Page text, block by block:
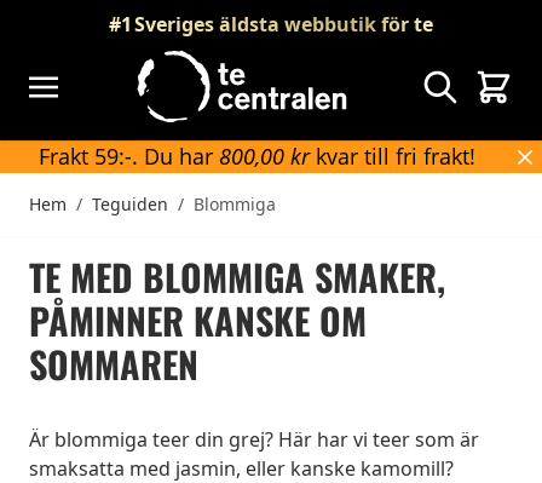
Skip to Content
#1Sveriges äldsta webbutik för te
Sök Vagn
Frakt 59:-. Du har 800,00 krkvar till fri frakt!
Hem / Teguiden / Blommiga
TE MED BLOMMIGA SMAKER,
PÅMINNER KANSKE OM
SOMMAREN
Är blommiga teer din grej? Här har vi teer som är
smaksatta med jasmin, eller kanske kamomill?